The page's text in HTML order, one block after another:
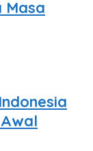
Masa